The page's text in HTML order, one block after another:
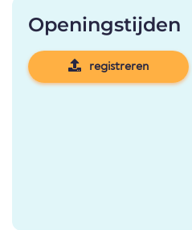
Openingstijden
registreren